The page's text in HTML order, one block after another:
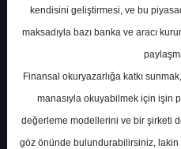
S.No Dosya Adı
1
gen-ilac-hedeffiyat-
raporu
kendisini geliştirmesi, ve bu
maksadıyla bazı banka ve aracı
Finansal okuryazarlığa katkı
manasıyla okuyabilmek için işin
değerleme modellerini ve bir şirketi
göz önünde bulundurabilirsiniz,